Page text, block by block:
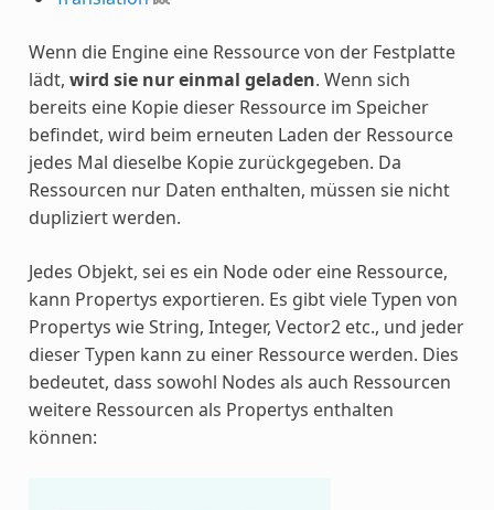
Wenn die Engine eine Ressource von der Festplatte
lädt, wird sie nur einmal geladen. Wenn sich
bereits eine Kopie dieser Ressource im Speicher
befindet, wird beim erneuten Laden der Ressource
jedes Mal dieselbe Kopie zurückgegeben. Da
Ressourcen nur Daten enthalten, müssen sie nicht
dupliziert werden.
Jedes Objekt, sei es ein Node oder eine Ressource,
kann Propertys exportieren. Es gibt viele Typen von
Propertys wie String, Integer, Vector2 etc., und jeder
dieser Typen kann zu einer Ressource werden. Dies
bedeutet, dass sowohl Nodes als auch Ressourcen
weitere Ressourcen als Propertys enthalten
können: